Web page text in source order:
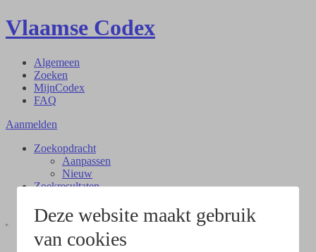
Deze website maakt gebruik
van cookies
Vlaamse Codex
Algemeen
Zoeken
MijnCodex
FAQ
Aanmelden
Zoekopdracht
Aanpassen
Nieuw
Zoekresultaten